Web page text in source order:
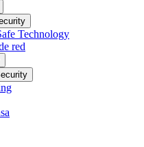
Technology
red